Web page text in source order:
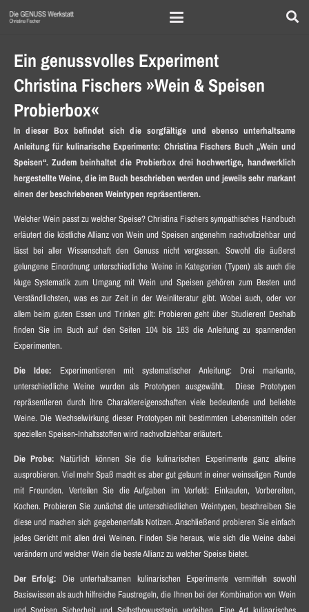
Ein genussvolles Experiment
Christina Fischers »Wein & Speisen
Probierbox«
In dieser Box befindet sich die sorgfältige und ebenso unterhaltsame
Anleitung für kulinarische Experimente: Christina Fischers Buch „Wein und
Speisen“. Zudem beinhaltet die Probierbox drei hochwertige, handwerklich
hergestellte Weine, die im Buch beschrieben werden und jeweils sehr markant
einen der beschriebenen Weintypen repräsentieren.
Welcher Wein passt zu welcher Speise? Christina Fischers sympathisches Handbuch
erläutert die köstliche Allianz von Wein und Speisen angenehm nachvollziehbar und
lässt bei aller Wissenschaft den Genuss nicht vergessen. Sowohl die äußerst
gelungene Einordnung unterschiedliche Weine in Kategorien (Typen) als auch die
kluge Systematik zum Umgang mit Wein und Speisen gehören zum Besten und
Verständlichsten, was es zur Zeit in der Weinliteratur gibt. Wobei auch, oder vor
allem beim guten Essen und Trinken gilt: Probieren geht über Studieren! Deshalb
finden Sie im Buch auf den Seiten 104 bis 163 die Anleitung zu spannenden
Experimenten.
Die Idee: Experimentieren mit systematischer Anleitung: Drei markante,
unterschiedliche Weine wurden als Prototypen ausgewählt. Diese Prototypen
repräsentieren durch ihre Charaktereigenschaften viele bedeutende und beliebte
Weine. Die Wechselwirkung dieser Prototypen mit bestimmten Lebensmitteln oder
speziellen Speisen-Inhaltsstoffen wird nachvollziehbar erläutert.
Die Probe: Natürlich können Sie die kulinarischen Experimente ganz alleine
ausprobieren. Viel mehr Spaß macht es aber gut gelaunt in einer weinseligen Runde
mit Freunden. Verteilen Sie die Aufgaben im Vorfeld: Einkaufen, Vorbereiten,
Kochen. Probieren Sie zunächst die unterschiedlichen Weintypen, beschreiben Sie
diese und machen sich gegebenenfalls Notizen. Anschließend probieren Sie einfach
jedes Gericht mit allen drei Weinen. Finden Sie heraus, wie sich die Weine dabei
verändern und welcher Wein die beste Allianz zu welcher Speise bietet.
Der Erfolg: Die unterhaltsamen kulinarischen Experimente vermitteln sowohl
Basiswissen als auch hilfreiche Faustregeln, die Ihnen bei der Kombination von Wein